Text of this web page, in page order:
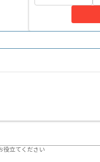
役立てください